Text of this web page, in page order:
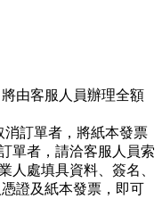
由客服人員辦理全額
訂單者，將紙本發票
單者，請洽客服人員索
人處填具資料、簽名、
證及紙本發票，即可